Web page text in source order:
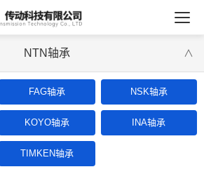
NTN轴承 ∨
FAG轴承 NSK轴承
KOYO轴承 INA轴承
TIMKEN轴承